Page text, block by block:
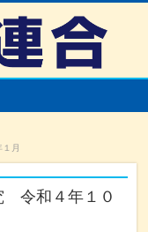
月
令和４年１０